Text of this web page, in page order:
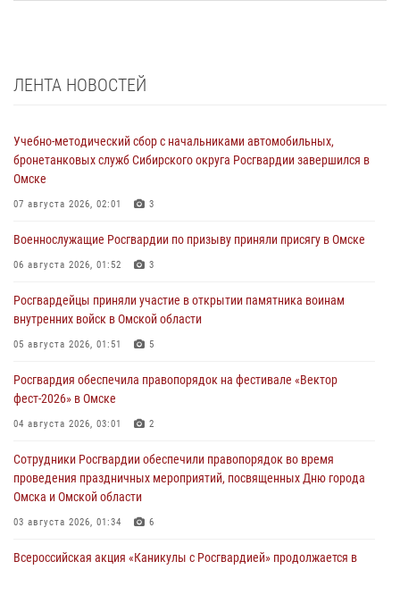
ЛЕНТА НОВОСТЕЙ
Учебно-методический сбор с начальниками автомобильных,
бронетанковых служб Сибирского округа Росгвардии завершился в
Омске
07 августа 2026, 02:01 3
Военнослужащие Росгвардии по призыву приняли присягу в Омске
06 августа 2026, 01:52 3
Росгвардейцы приняли участие в открытии памятника воинам
внутренних войск в Омской области
05 августа 2026, 01:51 5
Росгвардия обеспечила правопорядок на фестивале «Вектор
фест-2026» в Омске
04 августа 2026, 03:01 2
Сотрудники Росгвардии обеспечили правопорядок во время
проведения праздничных мероприятий, посвященных Дню города
Омска и Омской области
03 августа 2026, 01:34 6
Всероссийская акция «Каникулы с Росгвардией» продолжается в